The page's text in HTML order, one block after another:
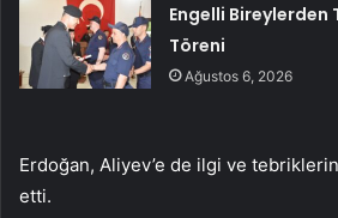
Engelli Bireylerden
Töreni
Ağustos 6, 2026
Erdoğan, Aliyev’e de ilgi ve
etti.